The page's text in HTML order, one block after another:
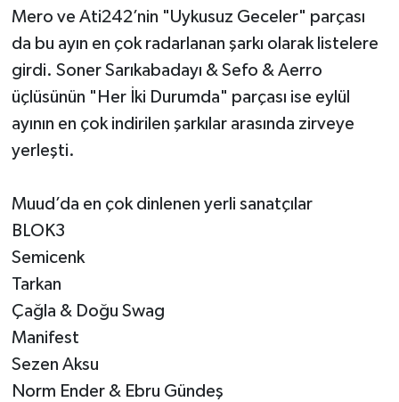
Mero ve Ati242’nin "Uykusuz Geceler" parçası
da bu ayın en çok radarlanan şarkı olarak listelere
girdi. Soner Sarıkabadayı & Sefo & Aerro
üçlüsünün "Her İki Durumda" parçası ise eylül
ayının en çok indirilen şarkılar arasında zirveye
yerleşti.
Muud’da en çok dinlenen yerli sanatçılar
BLOK3
Semicenk
Tarkan
Çağla & Doğu Swag
Manifest
Sezen Aksu
Norm Ender & Ebru Gündeş